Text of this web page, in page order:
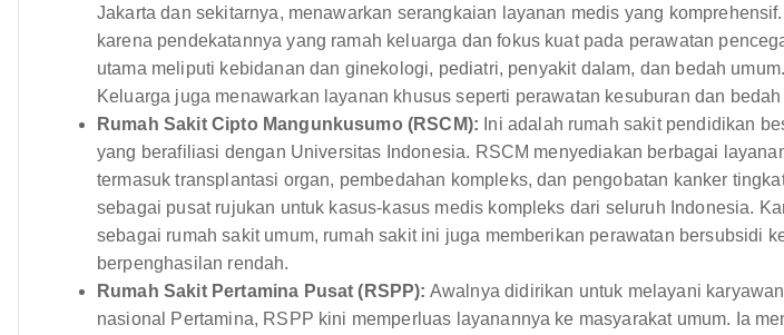
Jakarta dan sekitarnya, menawarkan serangkaian layanan medis yang
karena pendekatannya yang ramah keluarga dan fokus kuat pada perawatan
utama meliputi kebidanan dan ginekologi, pediatri, penyakit dalam, dan bedah
Keluarga juga menawarkan layanan khusus seperti perawatan kesuburan dan
Rumah Sakit Cipto Mangunkusumo (RSCM): Ini adalah rumah sakit pendidikan
yang berafiliasi dengan Universitas Indonesia. RSCM menyediakan berbagai
termasuk transplantasi organ, pembedahan kompleks, dan pengobatan kanker
sebagai pusat rujukan untuk kasus-kasus medis kompleks dari seluruh Indonesia.
sebagai rumah sakit umum, rumah sakit ini juga memberikan perawatan bersubsidi
berpenghasilan rendah.
Rumah Sakit Pertamina Pusat (RSPP): Awalnya didirikan untuk melayani
nasional Pertamina, RSPP kini memperluas layanannya ke masyarakat umum. Ia